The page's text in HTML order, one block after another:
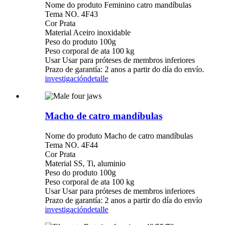
Nome do produto Feminino catro mandíbulas
Tema NO. 4F43
Cor Prata
Material Aceiro inoxidable
Peso do produto 100g
Peso corporal de ata 100 kg
Usar Usar para próteses de membros inferiores
Prazo de garantía: 2 anos a partir do día do envío.
investigacióndetalle
Macho de catro mandíbulas
Nome do produto Macho de catro mandíbulas
Tema NO. 4F44
Cor Prata
Material SS, Ti, aluminio
Peso do produto 100g
Peso corporal de ata 100 kg
Usar Usar para próteses de membros inferiores
Prazo de garantía: 2 anos a partir do día do envío
investigacióndetalle